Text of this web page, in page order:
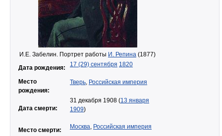
И.Е. Забелин. Портрет работы И. Репина (1877)
Дата рождения:
17 (29) сентября 1820
Место
рождения:
Тверь, Российская империя
Дата смерти:
31 декабря 1908 (13 января
1909)
Место смерти: Москва, Российская империя